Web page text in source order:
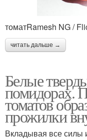
томатRamesh NG /
читать дальше →
Белые
помидорах.
томатов
прожилки
Вкладывая все